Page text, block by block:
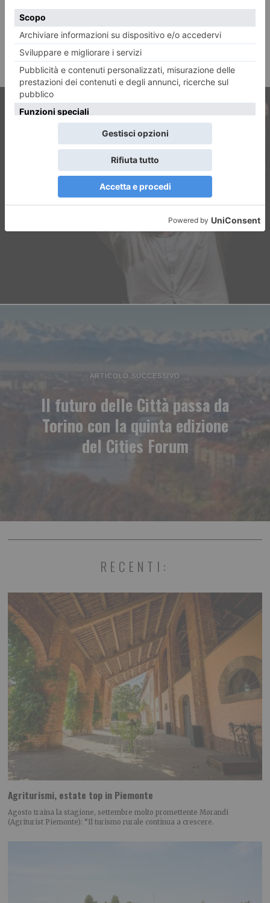
Italia-Brasile 3 a 2 Il ritorno. A
ARTICOLO SUCCESSIVO
Il futuro delle Città passa da
Torino con la quinta edizione
del Cities Forum
RECENTI:
Agriturismi, estate top in Piemonte
Agosto traina la stagione, settembre molto promettente Morandi
(Agriturist Piemonte): “Il turismo rurale continua a crescere.